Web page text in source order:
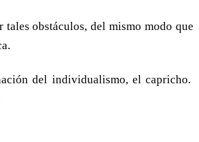
obstáculos, del mismo modo que
del individualismo, el capricho.